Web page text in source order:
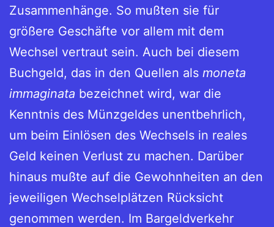
Zusammenhänge. So mußten sie für
größere Geschäfte vor allem mit dem
Wechsel vertraut sein. Auch bei diesem
Buchgeld, das in den Quellen als moneta
immaginata bezeichnet wird, war die
Kenntnis des Münzgeldes unentbehrlich,
um beim Einlösen des Wechsels in reales
Geld keinen Verlust zu machen. Darüber
hinaus mußte auf die Gewohnheiten an den
jeweiligen Wechselplätzen Rücksicht
genommen werden. Im Bargeldverkehr